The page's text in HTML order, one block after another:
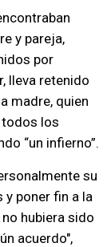
y pareja,
por
lleva retenido
madre, quien
todos los
“un infierno”.
su
poner fin a la
hubiera sido
acuerdo",